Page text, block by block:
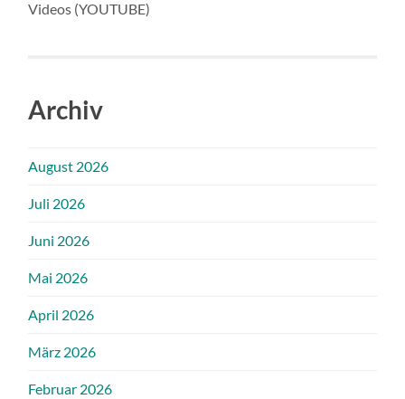
Videos (YOUTUBE)
Archiv
August 2026
Juli 2026
Juni 2026
Mai 2026
April 2026
März 2026
Februar 2026